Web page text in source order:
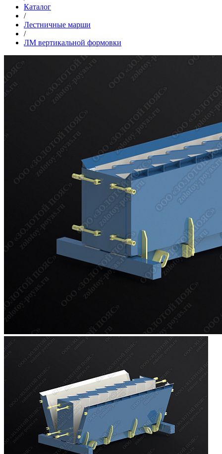
Каталог
/
Лестничные марши
/
ЛМ вертикальной формовки